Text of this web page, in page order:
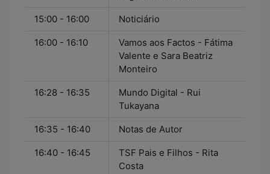
15:00 - 16:00 Noticiário
16:00 - 16:10
Vamos aos Factos - Fátima
Valente e Sara Beatriz
Monteiro
16:28 - 16:35
Mundo Digital - Rui
Tukayana
16:35 - 16:40 Notas de Autor
16:40 - 16:45
TSF Pais e Filhos - Rita
Costa